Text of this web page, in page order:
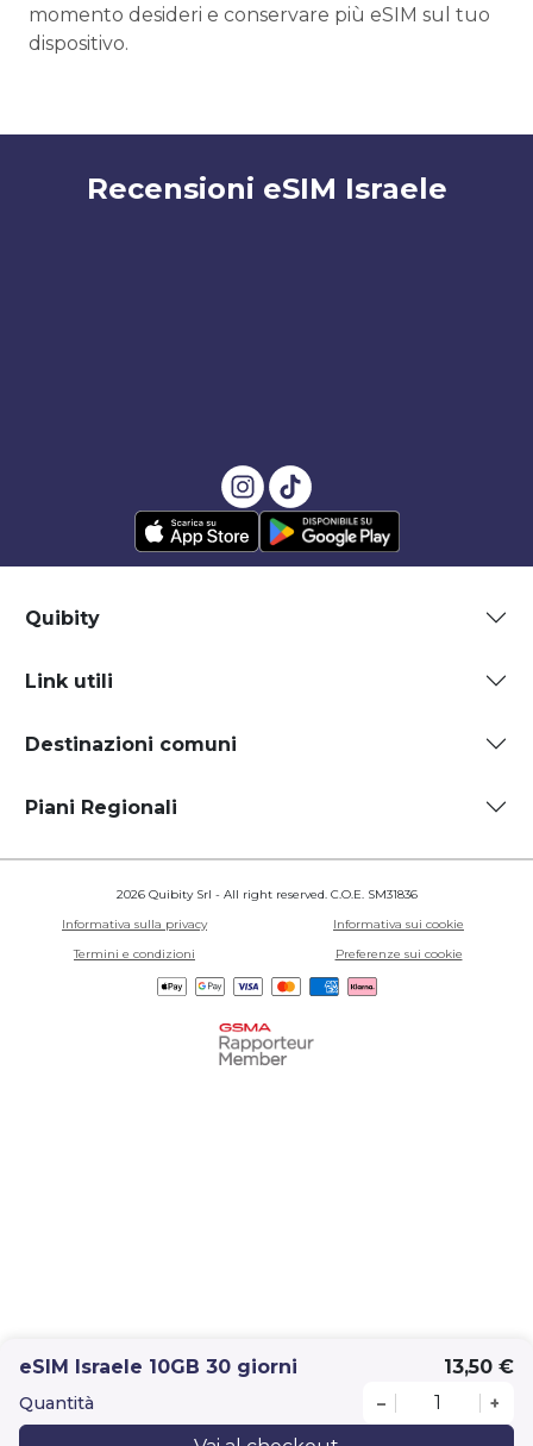
eSIM Israele 10GB 30 giorni 13,50 €
Quantità – +
momento desideri e conservare più eSIM sul tuo
dispositivo.
Recensioni eSIM Israele
Quibity
Link utili
Destinazioni comuni
Piani Regionali
2026 Quibity Srl - All right reserved. C.O.E. SM31836
Informativa sulla privacy
Informativa sui cookie
Termini e condizioni
Preferenze sui cookie